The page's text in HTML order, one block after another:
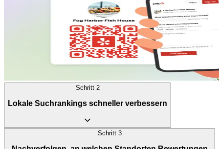
Schritt 2
Lokale Suchrankings schneller verbessern
Schritt 3